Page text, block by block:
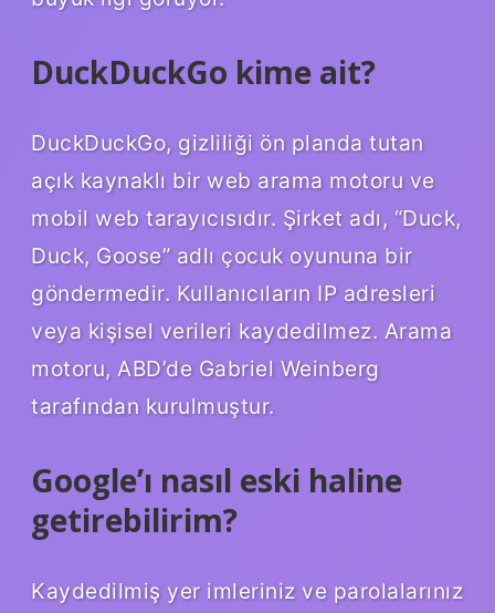
DuckDuckGo kime ait?
DuckDuckGo, gizliliği ön planda tutan
açık kaynaklı bir web arama motoru ve
mobil web tarayıcısıdır. Şirket adı, “Duck,
Duck, Goose” adlı çocuk oyununa bir
göndermedir. Kullanıcıların IP adresleri
veya kişisel verileri kaydedilmez. Arama
motoru, ABD’de Gabriel Weinberg
tarafından kurulmuştur.
Google’ı nasıl eski haline
getirebilirim?
Kaydedilmiş yer imleriniz ve parolalarınız